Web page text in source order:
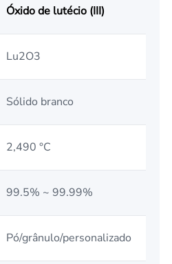
Óxido de lutécio (III)
Lu2O3
Sólido branco
2,490 °C
99.5% ~ 99.99%
Pó/grânulo/personalizado